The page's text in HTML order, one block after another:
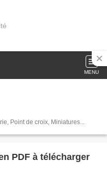
MENU
Point de croix, Miniatures...
PDF à télécharger